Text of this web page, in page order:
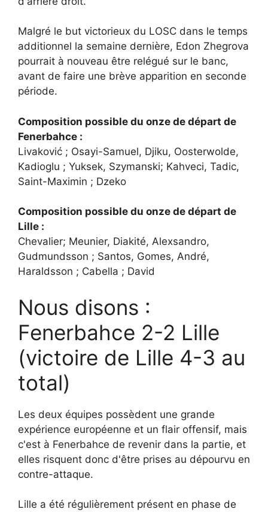
Malgré le but victorieux du LOSC dans le temps
additionnel la semaine dernière, Edon Zhegrova
pourrait à nouveau être relégué sur le banc,
avant de faire une brève apparition en seconde
période.
Composition possible du onze de départ de
Fenerbahce :
Livaković ; Osayi-Samuel, Djiku, Oosterwolde,
Kadioglu ; Yuksek, Szymanski; Kahveci, Tadic,
Saint-Maximin ; Dzeko
Composition possible du onze de départ de
Lille :
Chevalier; Meunier, Diakité, Alexsandro,
Gudmundsson ; Santos, Gomes, André,
Haraldsson ; Cabella ; David
Nous disons :
Fenerbahce 2-2 Lille
(victoire de Lille 4-3 au
total)
Les deux équipes possèdent une grande
expérience européenne et un flair offensif, mais
c'est à Fenerbahce de revenir dans la partie, et
elles risquent donc d'être prises au dépourvu en
contre-attaque.
Lille a été régulièrement présent en phase de